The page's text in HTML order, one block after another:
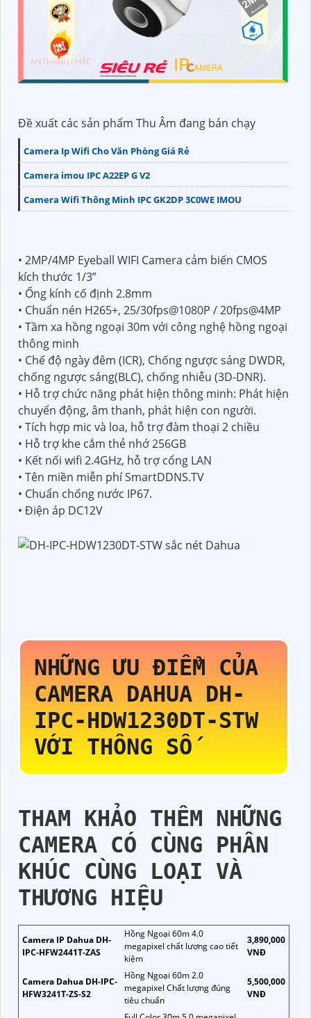
Đề xuất các sản phẩm Thu Âm đang bán chạy
Camera Ip Wifi Cho Văn Phòng Giá Rẻ
Camera imou IPC A22EP G V2
Camera Wifi Thông Minh IPC GK2DP 3C0WE IMOU
• 2MP/4MP Eyeball WIFI Camera cảm biến CMOS
kích thước 1/3”
• Ống kính cố định 2.8mm
• Chuẩn nén H265+, 25/30fps@1080P / 20fps@4MP
• Tầm xa hồng ngoại 30m với công nghệ hồng ngoại
thông minh
• Chế độ ngày đêm (ICR), Chống ngược sáng DWDR,
chống ngược sáng(BLC), chống nhiễu (3D-DNR).
• Hỗ trợ chức năng phát hiện thông minh: Phát hiện
chuyển động, âm thanh, phát hiện con người.
• Tích hợp mic và loa, hỗ trợ đàm thoại 2 chiều
• Hỗ trợ khe cắm thẻ nhớ 256GB
• Kết nối wifi 2.4GHz, hỗ trợ cổng LAN
• Tên miền miễn phí SmartDDNS.TV
• Chuẩn chống nước IP67.
• Điện áp DC12V
NHỮNG ƯU ĐIỂM CỦA
CAMERA DAHUA DH-
IPC-HDW1230DT-STW
VỚI THÔNG SỐ
THAM KHẢO THÊM NHỮNG
CAMERA CÓ CÙNG PHÂN
KHÚC CÙNG LOẠI VÀ
THƯƠNG HIỆU
Camera IP Dahua DH-
IPC-HFW2441T-ZAS
Hồng Ngoại 60m 4.0
megapixel chất lượng cao tiết
kiệm
3,890,000
VNĐ
Camera Dahua DH-IPC-
HFW3241T-ZS-S2
Hồng Ngoại 60m 2.0
megapixel Chất lượng đúng
tiêu chuẩn
5,500,000
VNĐ